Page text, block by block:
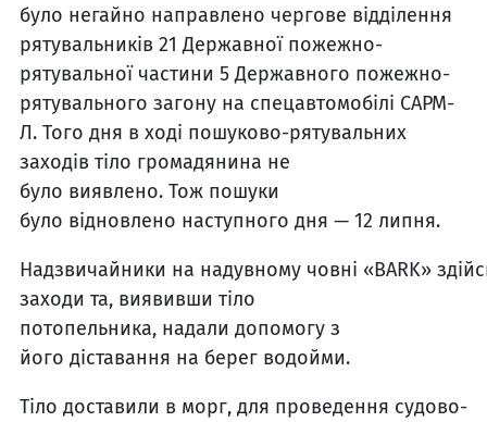
було негайно направлено чергове відділення
рятувальників 21 Державної пожежно-
рятувальної частини 5 Державного пожежно-
рятувального загону на спецавтомобілі САРМ-
Л. Того дня в ході пошуково-рятувальних
заходів тіло громадянина не
було виявлено. Тож пошуки
було відновлено наступного дня — 12 липня.
Надзвичайники на надувному човні «BARK»
заходи та, виявивши тіло
потопельника, надали допомогу з
його діставання на берег водойми.
Тіло доставили в морг, для проведення судово-